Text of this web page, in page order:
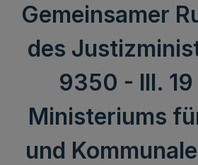
Gemeinsamer
des
9350 - III.
Ministeriums
und